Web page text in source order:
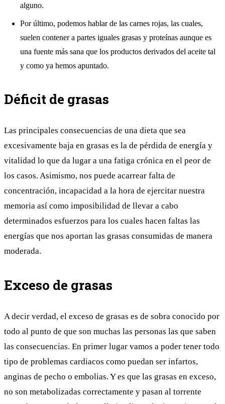
alguno.
Por último, podemos hablar de las carnes rojas, las cuales,
suelen contener a partes iguales grasas y proteínas aunque es
una fuente más sana que los productos derivados del aceite tal
y como ya hemos apuntado.
Déficit de grasas
Las principales consecuencias de una dieta que sea
excesivamente baja en grasas es la de pérdida de energía y
vitalidad lo que da lugar a una fatiga crónica en el peor de
los casos. Asimismo, nos puede acarrear falta de
concentración, incapacidad a la hora de ejercitar nuestra
memoria así como imposibilidad de llevar a cabo
determinados esfuerzos para los cuales hacen faltas las
energías que nos aportan las grasas consumidas de manera
moderada.
Exceso de grasas
A decir verdad, el exceso de grasas es de sobra conocido por
todo al punto de que son muchas las personas las que saben
las consecuencias. En primer lugar vamos a poder tener todo
tipo de problemas cardiacos como puedan ser infartos,
anginas de pecho o embolias. Y es que las grasas en exceso,
no son metabolizadas correctamente y pasan al torrente